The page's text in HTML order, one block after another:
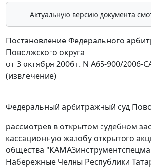
Актуальную версию документа
Постановление Федерального
Поволжского округа
от 3 октября 2006 г. N А65-900/2006-
(извлечение)
Федеральный арбитражный суд
рассмотрев в открытом судебном
кассационную жалобу открытого
общества
Набережные Челны Республики